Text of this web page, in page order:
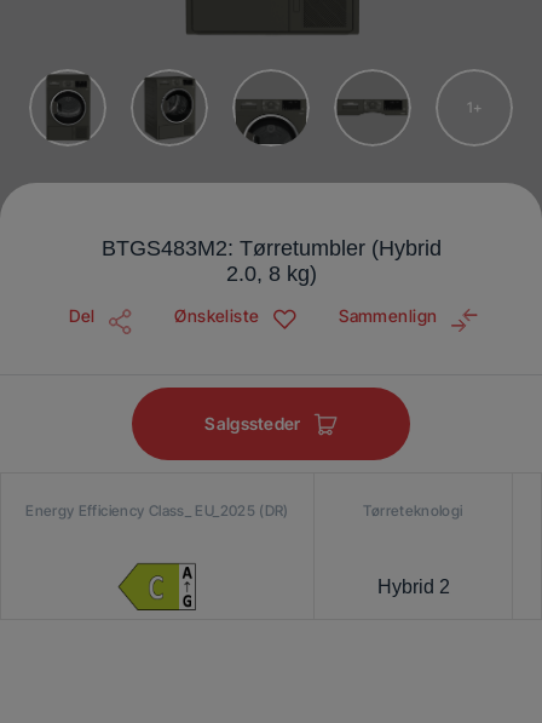
1
BTGS483M2: Tørretumbler (Hybrid
2.0, 8 kg)
Del Ønskeliste Sammenlign
Salgssteder
Energy Efficiency Class_ EU_2025 (DR) Tørreteknologi
Hybrid 2